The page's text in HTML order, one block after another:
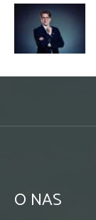
O NAS